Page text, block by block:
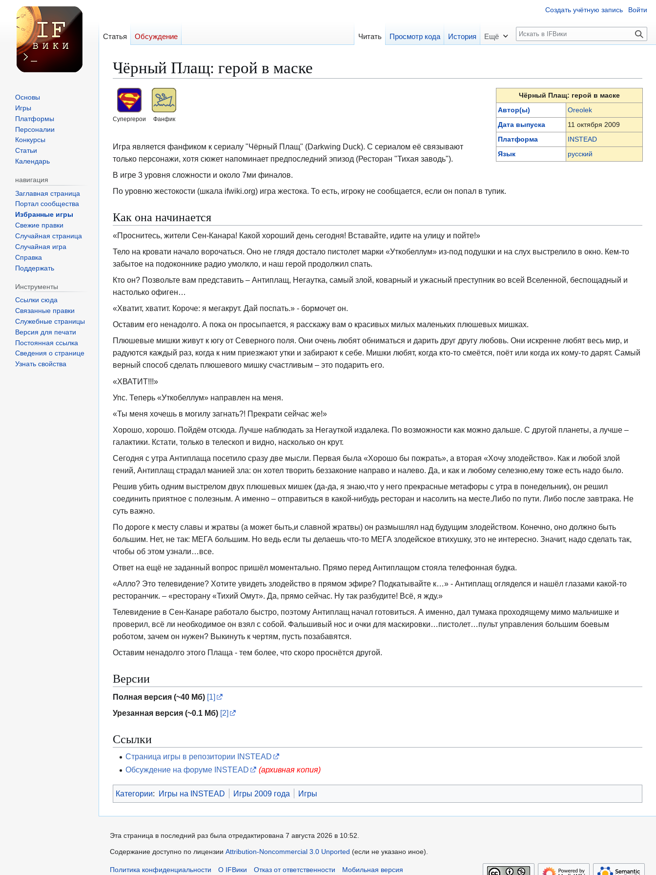
Чёрный Плащ: герой в маске
Перейти
навигации
Перейти
поиску
Чёрный Плащ: герой в маске
Автор(ы)
Oreolek
Дата выпуска
11 октября 2009
Платформа
INSTEAD
Язык
русский
Супергерои Фанфик
Игра является фанфиком к сериалу "Чёрный Плащ" (Darkwing Duck). С сериалом её связывают
только персонажи, хотя сюжет напоминает предпоследний эпизод (Ресторан "Тихая заводь").
В игре 3 уровня сложности и около 7ми финалов.
По уровню жестокости (шкала ifwiki.org) игра жестока. То есть, игроку не сообщается, если он попал в тупик.
Как она начинается
«Проснитесь, жители Сен-Канара! Какой хороший день сегодня! Вставайте, идите на улицу и пойте!»
Тело на кровати начало ворочаться. Оно не глядя достало пистолет марки «Уткобеллум» из-под подушки и на слух выстрелило в окно. Кем-то
забытое на подоконнике радио умолкло, и наш герой продолжил спать.
Кто он? Позвольте вам представить – Антиплащ, Негаутка, самый злой, коварный и ужасный преступник во всей Вселенной, беспощадный и
настолько офиген…
«Хватит, хватит. Короче: я мегакрут. Дай поспать.» - бормочет он.
Оставим его ненадолго. А пока он просыпается, я расскажу вам о красивых милых маленьких плюшевых мишках.
Плюшевые мишки живут к югу от Северного поля. Они очень любят обниматься и дарить друг другу любовь. Они искренне любят весь мир, и
радуются каждый раз, когда к ним приезжают утки и забирают к себе. Мишки любят, когда кто-то смеётся, поёт или когда их кому-то дарят. Самый
верный способ сделать плюшевого мишку счастливым – это подарить его.
«ХВАТИТ!!!»
Упс. Теперь «Уткобеллум» направлен на меня.
«Ты меня хочешь в могилу загнать?! Прекрати сейчас же!»
Хорошо, хорошо. Пойдём отсюда. Лучше наблюдать за Негауткой издалека. По возможности как можно дальше. С другой планеты, а лучше –
галактики. Кстати, только в телескоп и видно, насколько он крут.
Сегодня с утра Антиплаща посетило сразу две мысли. Первая была «Хорошо бы пожрать», а вторая «Хочу злодейство». Как и любой злой
гений, Антиплащ страдал манией зла: он хотел творить беззаконие направо и налево. Да, и как и любому селезню,ему тоже есть надо было.
Решив убить одним выстрелом двух плюшевых мишек (да-да, я знаю,что у него прекрасные метафоры с утра в понедельник), он решил
соединить приятное с полезным. А именно – отправиться в какой-нибудь ресторан и насолить на месте.Либо по пути. Либо после завтрака. Не
суть важно.
По дороге к месту славы и жратвы (а может быть,и славной жратвы) он размышлял над будущим злодейством. Конечно, оно должно быть
большим. Нет, не так: МЕГА большим. Но ведь если ты делаешь что-то МЕГА злодейское втихушку, это не интересно. Значит, надо сделать так,
чтобы об этом узнали…все.
Ответ на ещё не заданный вопрос пришёл моментально. Прямо перед Антиплащом стояла телефонная будка.
«Алло? Это телевидение? Хотите увидеть злодейство в прямом эфире? Подкатывайте к…» - Антиплащ огляделся и нашёл глазами какой-то
ресторанчик. – «ресторану «Тихий Омут». Да, прямо сейчас. Ну так разбудите! Всё, я жду.»
Телевидение в Сен-Канаре работало быстро, поэтому Антиплащ начал готовиться. А именно, дал тумака проходящему мимо мальчишке и
проверил, всё ли необходимое он взял с собой. Фальшивый нос и очки для маскировки…пистолет…пульт управления большим боевым
роботом, зачем он нужен? Выкинуть к чертям, пусть позабавятся.
Оставим ненадолго этого Плаща - тем более, что скоро проснётся другой.
Версии
Полная версия (~40 Мб) [1]
Урезанная версия (~0.1 Мб) [2]
Ссылки
Страница игры в репозитории INSTEAD
Обсуждение на форуме INSTEAD
(архивная копия)
Категории: Игры на INSTEAD Игры 2009 года Игры
Создать учётную запись Войти
Статья Обсуждение Читать Просмотр кода История Ещё
П
о
к
Основы
Игры
Платформы
Персоналии
Конкурсы
Статьи
Календарь
навигация
Заглавная страница
Портал сообщества
Избранные игры
Свежие правки
Случайная страница
Случайная игра
Справка
Поддержать
Инструменты
Ссылки сюда
Связанные правки
Служебные страницы
Версия для печати
Постоянная ссылка
Сведения о странице
Узнать свойства
Эта страница в последний раз была отредактирована 7 августа 2026 в 10:52.
Содержание доступно по лицензииAttribution-Noncommercial 3.0 Unported (если не указано иное).
Политика конфиденциальности О IFВики Отказ от ответственности Мобильная версия